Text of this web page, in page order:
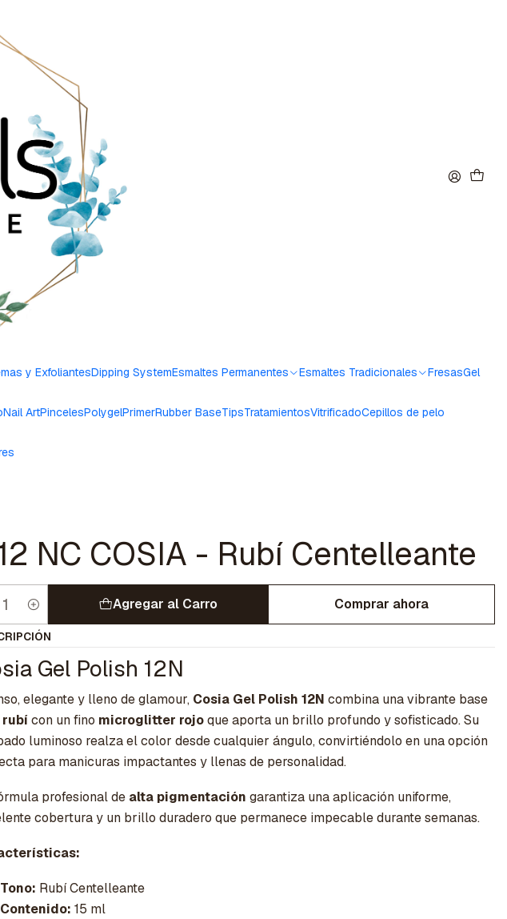
y ExfoliantesDipping SystemEsmaltes Permanentes Esmaltes Tradicionales FresasGel
Nail ArtPincelesPolygelPrimerRubber BaseTipsTratamientosVitrificadoCepillos de pelo
NC COSIA - Rubí Centelleante
Agregar al Carro Comprar ahora
Gel Polish 12N
elegante y lleno de glamour, Cosia Gel Polish 12N combina una vibrante base
rubícon un fino microglitter rojoque aporta un brillo profundo y sofisticado. Su
luminoso realza el color desde cualquier ángulo, convirtiéndolo en una opción
para manicuras impactantes y llenas de personalidad.
profesional de alta pigmentación garantiza una aplicación uniforme,
cobertura y un brillo duradero que permanece impecable durante semanas.
Tono: Rubí Centelleante
Contenido: 15 ml